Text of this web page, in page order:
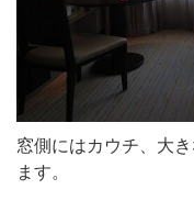
窓側にはカウチ、大
ます。